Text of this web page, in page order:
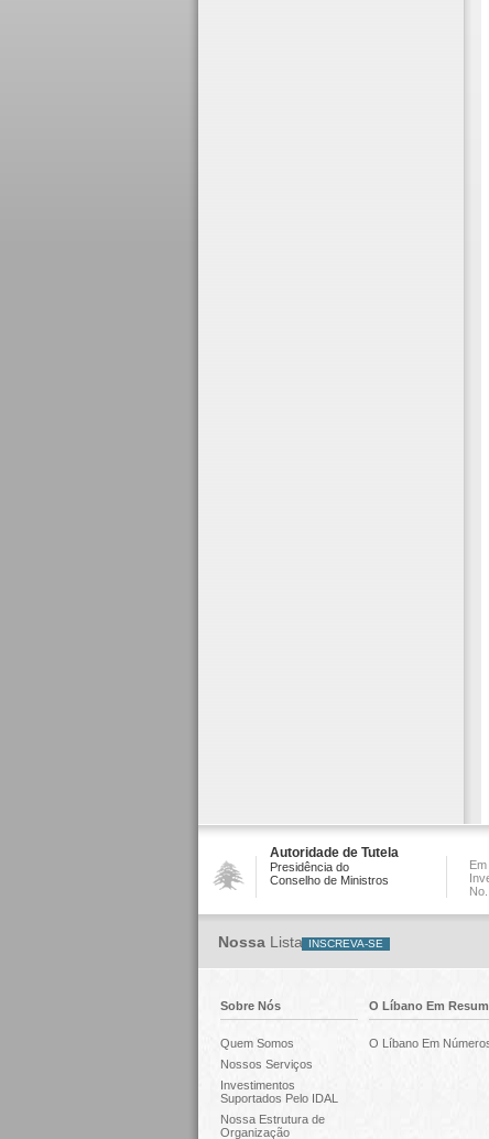
Autoridade de Tutela
Presidência do
Conselho de Ministros
NossaLista
Sobre Nós
Quem Somos
Nossos Serviços
Investimentos
Suportados Pelo IDAL
Nossa Estrutura de
Organização
O Líbano Em
O Líbano Em